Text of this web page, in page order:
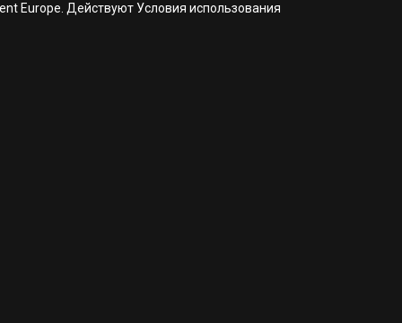
Europe. Действуют Условия использования